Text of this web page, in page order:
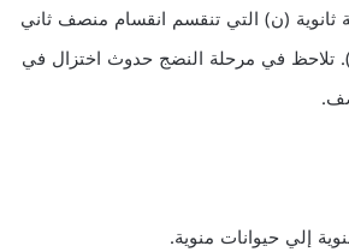
ثانوية (ن) التي تنقسم انقسام منصف ثاني
تلاحظ في مرحلة النضج حدوث اختزال في
إلي حيوانات منوية.